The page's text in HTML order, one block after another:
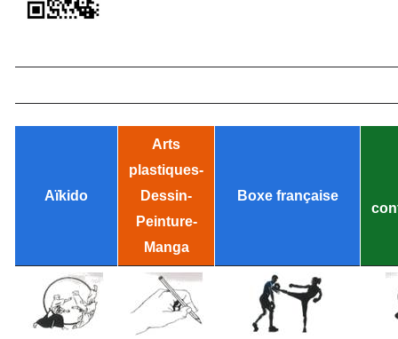
Aïkido
Arts
plastiques-
Dessin-
Peinture-
Manga
Boxe française